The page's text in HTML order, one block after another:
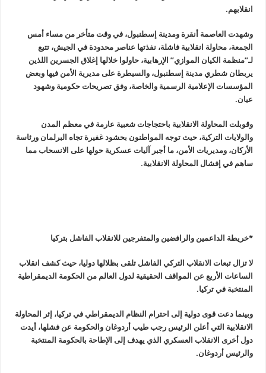
انقلابهم.
وشهدت العاصمة أنقرة ومدينة إسطنبول، في وقت متأخر من مساء أمس
الجمعة، محاولة انقلابية فاشلة، نفذتها عناصر محدودة في الجيش، تتبع
لـ”منظمة الكيان الموازي” الإرهابية، حاولوا خلالها إغلاق الجسرين اللذين
يربطان شطري مدينة إسطنبول، والسيطرة على مديرية الأمن فيها وبعض
المؤسسات الإعلامية الرسمية والخاصة، وفق تصريحات حكومية وشهود
عيان.
وقوبلت المحاولة الانقلابية باحتجاجات شعبية عارمة في معظم المدن
والولايات التركية، حيث توجه المواطنون بحشود غفيرة تجاه البرلمان ورئاسة
الأركان، ومديريات الأمن، ما أجبر آليات عسكرية حولها على الانسحاب مما
ساهم في إفشال المحاولة الانقلابية.
*خريطة الداعمين والرافضين والمتفرجين للانقلاب الفاشل بتركيا
لا تزال تبعات الانقلاب التركي الفاشل تلقى بظلالها دوليا، حيث كشف انقلاب
الساعات الأربع عن المواقف الحقيقية لدول العالم من الحكومة الديمقراطية
المنتخبة في تركيا.
وبينما دعت قوى دولية إلى احترام النظام الديمقراطي في تركيا، إثر المحاولة
الانقلابية التي أعلن الرئيس رجب طيب أردوغان والحكومة عن فشلها، أيدت
دول أخرى الانقلاب العسكري الذي يهدف إلى الإطاحة بالحكومة المنتخبة
والرئيس أردوغان.